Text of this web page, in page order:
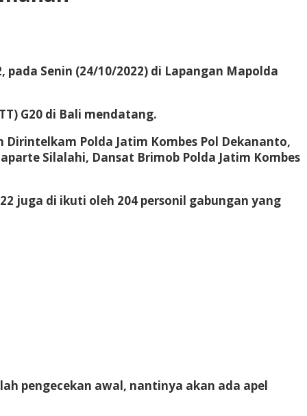
pada Senin (24/10/2022) di Lapangan Mapolda
G20 di Bali mendatang.
Dirintelkam Polda Jatim Kombes Pol Dekananto,
Silalahi, Dansat Brimob Polda Jatim Kombes
juga di ikuti oleh 204 personil gabungan yang
pengecekan awal, nantinya akan ada apel